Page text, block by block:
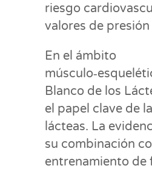
riesgo
valores de
En el ámbito
Blanco de los
el papel clave de
lácteas. La
su combinación
entrenamiento de